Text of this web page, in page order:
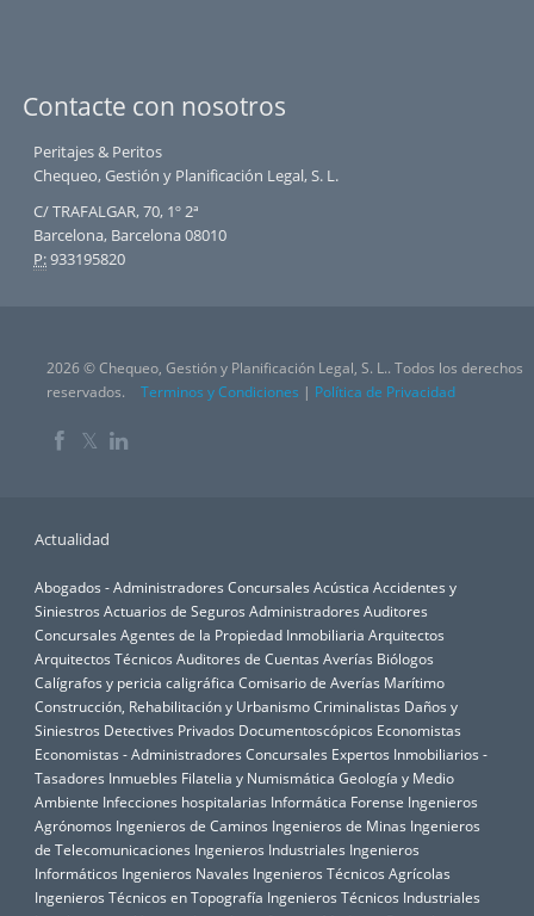
Contacte con nosotros
Peritajes & Peritos
Chequeo, Gestión y Planificación Legal, S. L.
C/ TRAFALGAR, 70, 1º 2ª
Barcelona, Barcelona 08010
P:933195820
2026 © Chequeo, Gestión y Planificación Legal, S. L.. Todos los derechos
reservados.
Terminos y Condiciones | Política de Privacidad
𝕏
Actualidad
Abogados - Administradores Concursales Acústica Accidentes y
Siniestros Actuarios de Seguros Administradores Auditores
Concursales Agentes de la Propiedad Inmobiliaria Arquitectos
Arquitectos Técnicos Auditores de Cuentas Averías Biólogos
Calígrafos y pericia caligráfica Comisario de Averías Marítimo
Construcción, Rehabilitación y UrbanismoCriminalistas Daños y
Siniestros Detectives Privados Documentoscópicos Economistas
Economistas - Administradores Concursales Expertos Inmobiliarios -
Tasadores Inmuebles Filatelia y Numismática Geología y Medio
Ambiente Infecciones hospitalarias Informática Forense Ingenieros
Agrónomos Ingenieros de Caminos Ingenieros de Minas Ingenieros
de Telecomunicaciones Ingenieros Industriales Ingenieros
Informáticos Ingenieros Navales Ingenieros Técnicos Agrícolas
Ingenieros Técnicos en Topografía Ingenieros Técnicos Industriales